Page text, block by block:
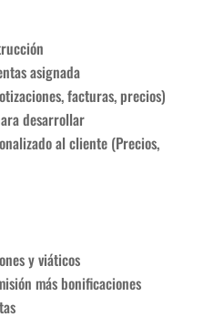
asignada
facturas, precios)
desarrollar
al cliente (Precios,
y viáticos
más bonificaciones